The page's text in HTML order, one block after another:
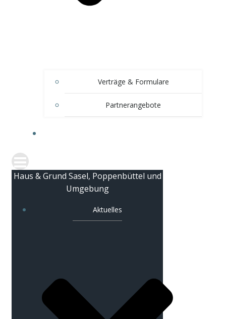
Verträge & Formulare
Partnerangebote
Haus & Grund Sasel, Poppenbüttel und
Umgebung
Aktuelles